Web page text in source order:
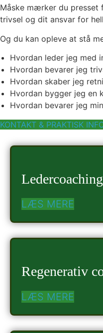
Måske mærker du presset
trivsel og dit ansvar for
Og du kan opleve at stå
Hvordan leder jeg med
Hvordan bevarer jeg
Hvordan skaber jeg
Hvordan bygger jeg en
Hvordan bevarer jeg
KONTAKT & PRAKTISK
Ledercoaching
LÆS MERE
Regenerativ
LÆS MERE